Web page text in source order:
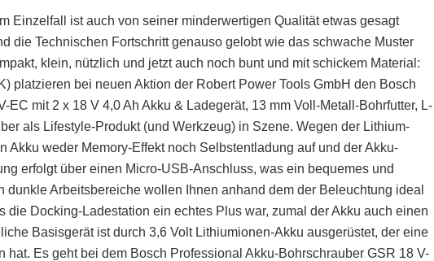
Einzelfall ist auch von seiner minderwertigen Qualität etwas gesagt
die Technischen Fortschritt genauso gelobt wie das schwache Muster
klein, nützlich und jetzt auch noch bunt und mit schickem Material:
platzieren bei neuen Aktion der Robert Power Tools GmbH den Bosch
EC mit 2 x 18 V 4,0 Ah Akku & Ladegerät, 13 mm Voll-Metall-Bohrfutter, L-
als Lifestyle-Produkt (und Werkzeug) in Szene. Wegen der Lithium-
Akku weder Memory-Effekt noch Selbstentladung auf und der Akku-
erfolgt über einen Micro-USB-Anschluss, was ein bequemes und
Arbeitsbereiche wollen Ihnen anhand dem der Beleuchtung ideal
die Docking-Ladestation ein echtes Plus war, zumal der Akku auch einen
Basisgerät ist durch 3,6 Volt Lithiumionen-Akku ausgerüstet, der eine
hat. Es geht bei dem Bosch Professional Akku-Bohrschrauber GSR 18 V-